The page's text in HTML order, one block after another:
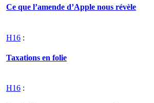
Ce que l’amende d’Apple nous révèle
H16 :
Taxations en folie
H16 :